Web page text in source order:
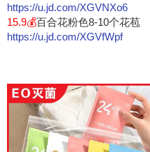
https://u.jd.com/XGVNXo6
15.9💰百合花粉色8-10个花苞
https://u.jd.com/XGVfWpf